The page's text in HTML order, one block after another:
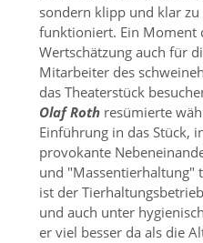
sondern klipp und klar zu
funktioniert. Ein Moment
Wertschätzung auch für
Mitarbeiter des
das Theaterstück
Olaf Rothresümierte
Einführung in das Stück,
provokante
und Massentierhaltung
ist der
und auch unter
er viel besser da als die